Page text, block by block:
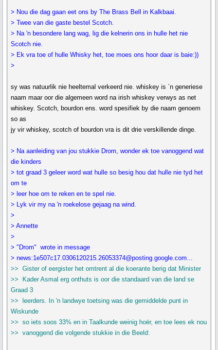
> Nou die dag gaan eet ons by The Brass Bell in Kalkbaai.
> Twee van die gaste bestel Scotch.
> Na 'n besondere lang wag, lig die kelnerin ons in hulle het nie
Scotch nie.
> Ek vra toe of hulle Whisky het, toe moes ons hoor daar is baie:))
>
sy was natuurlik nie heeltemal verkeerd nie. whiskey is `n generiese
naam maar oor die algemeen word na irish whiskey verwys as net
whiskey. Scotch, bourdon ens. word spesifiek by die naam genoem
so as
jy vir whiskey, scotch of bourdon vra is dit drie verskillende dinge.
> Na aanleiding van jou stukkie Drom, wonder ek toe vanoggend wat
die kinders
> tot graad 3 geleer word wat hulle so besig hou dat hulle nie tyd het
om te
> leer hoe om te reken en te spel nie.
> Lyk vir my na 'n roekelose gejaag na wind.
>
> Annette
>
> "Drom" wrote in message
> news:1e507c17.0306120215.26053374@posting.google.com...
>> Gister of eergister het omtrent al die koerante berig dat Minister
>> Kader Asmal erg onthuts is oor die standaard van die land se
Graad 3
>> leerders. In 'n landwye toetsing was die gemiddelde punt in
Wiskunde
>> so iets soos 33% en in Taalkunde weinig hoër, en toe lees ek nou
>> vanoggend die volgende stukkie in die Beeld: